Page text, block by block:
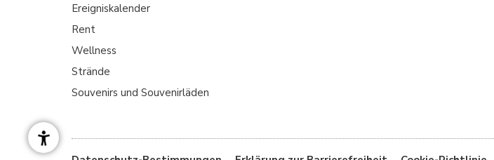
Ereigniskalender
Rent
Wellness
Strände
Souvenirs und Souvenirläden